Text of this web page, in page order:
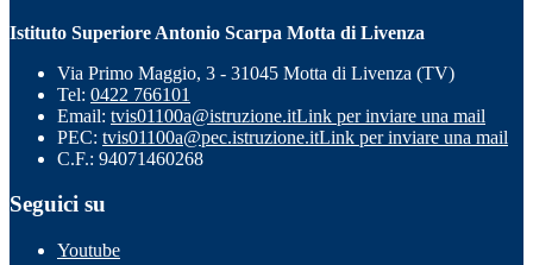
Istituto Superiore Antonio Scarpa Motta di Livenza
Via Primo Maggio, 3 - 31045 Motta di Livenza (TV)
Tel: 0422 766101
Email: tvis01100a@istruzione.itLink per inviare una mail
PEC: tvis01100a@pec.istruzione.itLink per inviare una mail
C.F.: 94071460268
Seguici su
Youtube